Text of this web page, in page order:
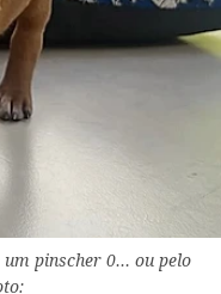
um pinscher 0… ou pelo